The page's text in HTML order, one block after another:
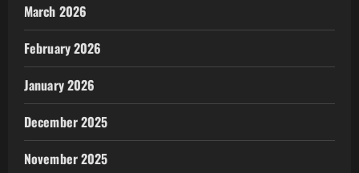
March 2026
February 2026
January 2026
December 2025
November 2025